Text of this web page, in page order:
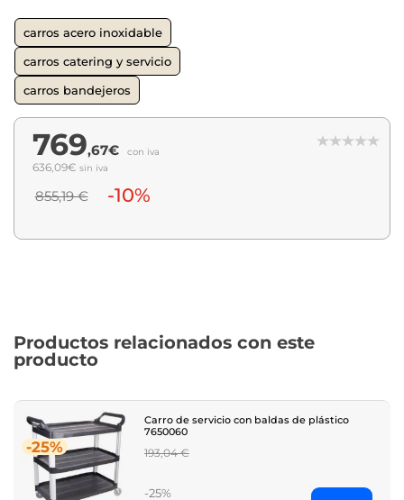
carros acero inoxidable
carros catering y servicio
carros bandejeros
769,67€ con iva
636,09€ sin iva
855,19 € -10%
Productos relacionados con este
producto
-25%
Carro de servicio con baldas de plástico
7650060
Regular
193,04 €
-25%